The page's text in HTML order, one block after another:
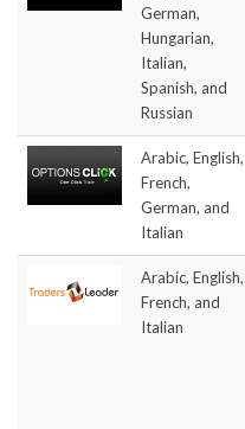
German,
Hungarian,
Italian,
Spanish, and
Russian
Arabic, English,
French,
German, and
Italian
Arabic, English,
French, and
Italian